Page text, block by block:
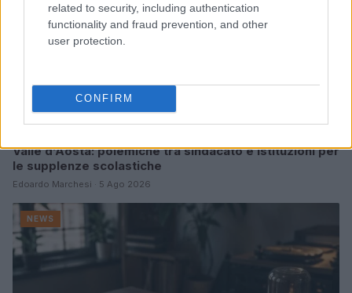
related to security, including authentication
functionality and fraud prevention, and other
user protection.
CONFIRM
Valle d’Aosta: polemiche tra sindacato e istituzioni per
le supplenze scolastiche
Edoardo Marchesi · 5 Ago 2026
NEWS